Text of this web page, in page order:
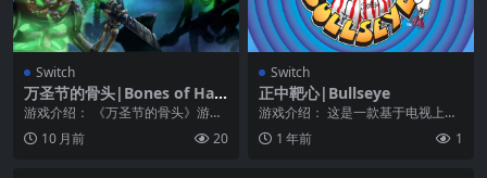
Switch
万圣节的骨头|Bones of Hall
oween中文
游戏介绍： 《万圣节的骨头》游戏
中玩家扮演的主角在城堡附近的黑
暗森林中醒来，并遭...
10 月前 20
Switch
正中靶心|Bullseye
游戏介绍： 这是一款基于电视上经
典飞镖问答游戏的官方版游戏，适
合1到4名玩家一起...
1 年前 1